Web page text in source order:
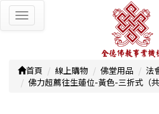
Toggle
navigation
首頁 線上購物 佛堂用品
法
佛力超薦往生蓮位-黃色-三折式（共